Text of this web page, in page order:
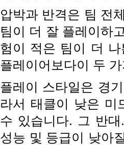
압박과 반격은 팀 전
팀이 더 잘 플레이하
험이 적은 팀이 더
플레이어보다이 두
플레이 스타일은 경
라서 태클이 낮은 미
수 있습니다. 그 반
성능 및 등급이 낮아